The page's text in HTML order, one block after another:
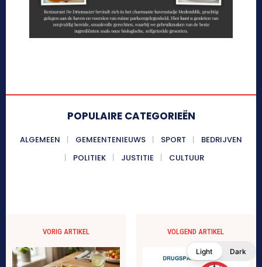
POPULAIRE CATEGORIEËN
ALGEMEEN GEMEENTENIEUWS SPORT
BEDRIJVEN
POLITIEK
JUSTITIE CULTUUR
VORIG ARTIKEL VOLGEND ARTIKEL
Light Dark